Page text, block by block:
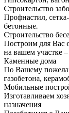
Строительство
Профнастил,
бетонные.
Строительство
Построим для Вас
на вашем участке
Каменные дома
По Вашему
газобетона,
Мобильные
Изготавливаем
назначения